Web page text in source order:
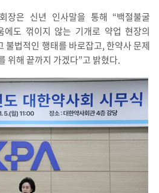
장은 신년 인사말을 통해 “백절불굴
도 꺾이지 않는 기개로 약업 현장의
불법적인 행태를 바로잡고, 한약사 문제
위해 끝까지 가겠다”고 밝혔다.